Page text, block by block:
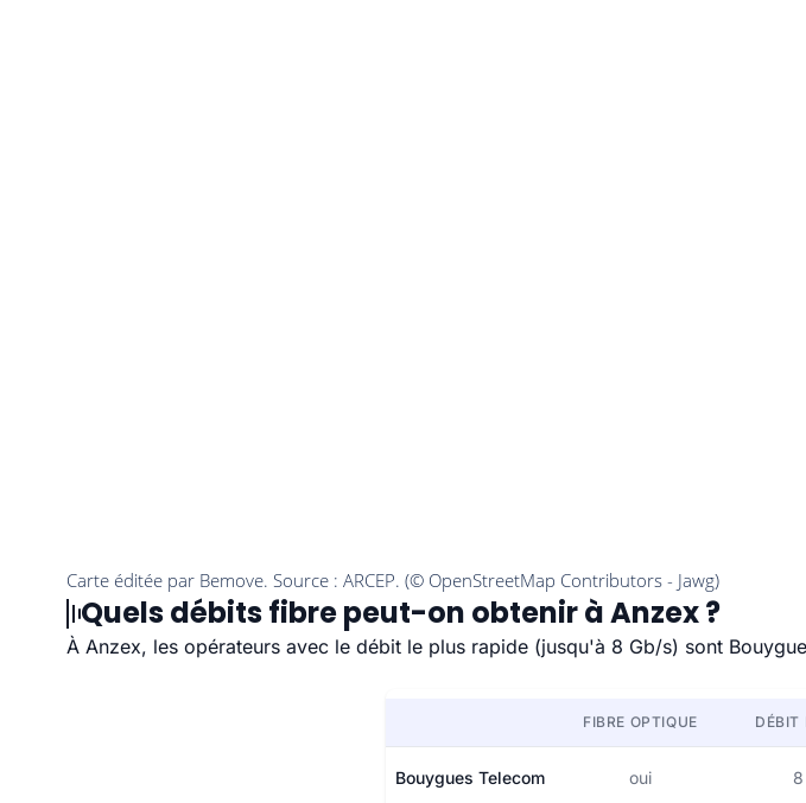
Quels débits fibre peut-on obtenir à Anzex ?
À Anzex, les opérateurs avec le débit le plus rapide (jusqu'à 8 Gb/s) sont
FIBRE OPTIQUE DÉBIT
Bouygues Telecom oui